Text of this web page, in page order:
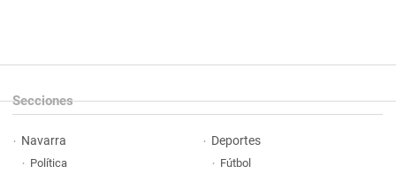
Secciones
Navarra
Política
Deportes
Fútbol